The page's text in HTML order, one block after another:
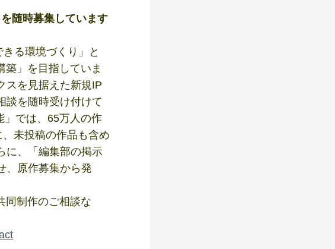
随時募集しています
る環境づくり」と
築」を目指していま
スを見据えた新規IP
談を随時受け付けて
」では、65万人の作
未投稿の作品も含め
に、「編集部の掲示
、原作募集から発
同制作のご相談な